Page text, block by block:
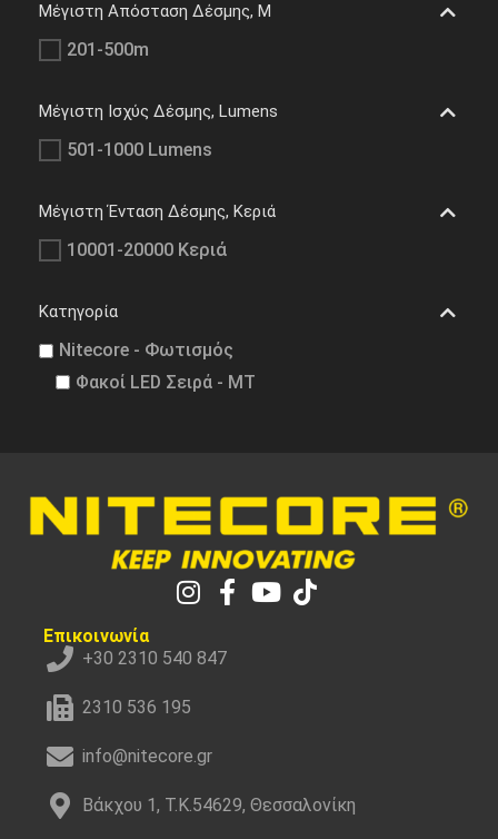
Μέγιστη Απόσταση Δέσμης, M
201-500m
Μέγιστη Ισχύς Δέσμης, Lumens
501-1000 Lumens
Μέγιστη Ένταση Δέσμης, Κεριά
10001-20000 Κεριά
Κατηγορία
Nitecore - Φωτισμός
Φακοί LED Σειρά - MT
Επικοινωνία
+30 2310 540 847
2310 536 195
info@nitecore.gr
Βάκχου 1, Τ.Κ.54629, Θεσσαλονίκη